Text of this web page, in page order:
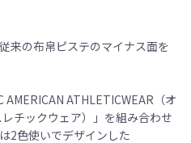
来の布帛ピステのマイナス面を
ATHLETICWEAR（オ
チックウェア）」を組み合わせ
2色使いでデザインした